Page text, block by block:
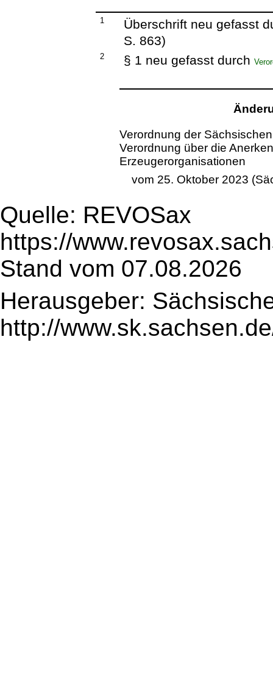
1
Überschrift neu gefasst
S. 863)
2 § 1 neu gefasst durch
Verordnung der
Verordnung über die
Erzeugerorganisationen
vom 25. Oktober 2023
Quelle: REVOSax
https://
Stand vom 07.08.2026
Herausgeber:
http://